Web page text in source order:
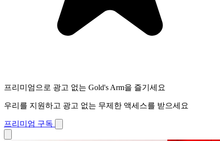
프리미엄으로 광고 없는 Gold's Arm을 즐기세요
우리를 지원하고 광고 없는 무제한 액세스를 받으세요
프리미엄 구독